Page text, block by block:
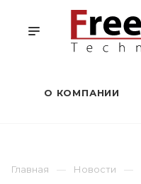
О КОМПАНИИ
Главная Новости